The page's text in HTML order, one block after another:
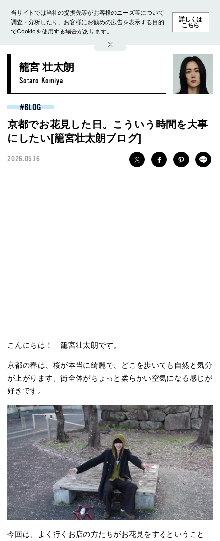
当サイトでは当社の提携先等がお客様のニーズ等について
調査・分析したり、お客様にお勧めの広告を表示する目的
でCookieを使用する場合があります。
詳しくは
こちら
ホーム モデル募集 ランキング ファッション ビューテ
籠宮 壮太朗
Sotaro Komiya
BLOG
京都でお花見した日。こういう時間を大事
にしたい[籠宮壮太朗ブログ]
2026.05.16
こんにちは！ 籠宮壮太朗です。
京都の春は、桜が本当に綺麗で、どこを歩いても自然と気分
が上がります。街全体がちょっと柔らかい空気になる感じが
好きです。
今回は、よく行くお店の方たちがお花見をするということ